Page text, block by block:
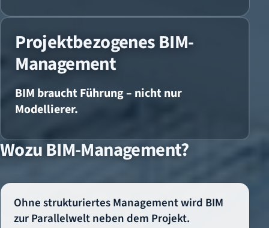
Projektbezogenes BIM-
Management
BIM braucht Führung – nicht nur
Modellierer.
Wozu BIM-Management?
Ohne strukturiertes Management wird BIM
zur Parallelwelt neben dem Projekt.